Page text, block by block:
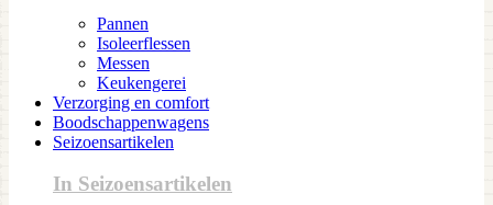
Pannen
Isoleerflessen
Messen
Keukengerei
Verzorging en comfort
Boodschappenwagens
Seizoensartikelen
In Seizoensartikelen